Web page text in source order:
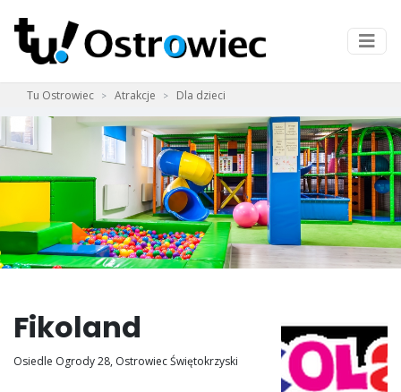
Tu Ostrowiec Atrakcje Dla dzieci
Fikoland
Osiedle Ogrody 28, Ostrowiec Świętokrzyski